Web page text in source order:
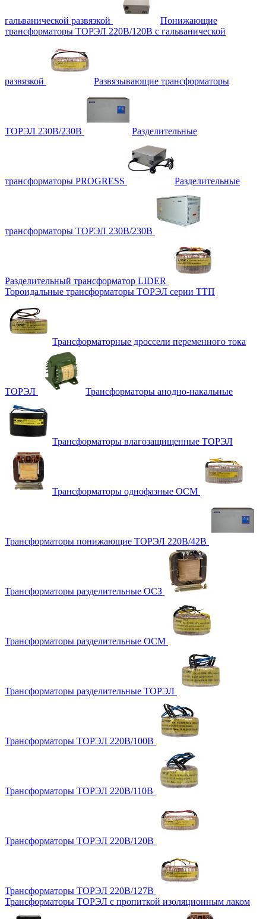
гальванической развязкой
Понижающие
трансформаторы ТОРЭЛ 220В/120В с гальванической
развязкой Развязывающие трансформаторы
ТОРЭЛ 230В/230В Разделительные
трансформаторы PROGRESS Разделительные
трансформаторы ТОРЭЛ 230В/230В
Разделительный трансформатор LIDER
Тороидальные трансформаторы ТОРЭЛ серии ТТП
Трансформаторные дроссели переменного тока
ТОРЭЛ Трансформаторы анодно-накальные
Трансформаторы влагозащищенные ТОРЭЛ
Трансформаторы однофазные ОСМ
Трансформаторы понижающие ТОРЭЛ 220В/42В
Трансформаторы разделительные ОСЗ
Трансформаторы разделительные ОСМ
Трансформаторы разделительные ТОРЭЛ
Трансформаторы ТОРЭЛ 220В/100В
Трансформаторы ТОРЭЛ 220В/110В
Трансформаторы ТОРЭЛ 220В/120В
Трансформаторы ТОРЭЛ 220В/127В
Трансформаторы ТОРЭЛ с пропиткой изоляционным лаком